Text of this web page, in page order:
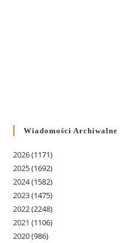
Wiadomości Archiwalne
2026(1171)
2025(1692)
2024(1582)
2023(1475)
2022(2248)
2021 (1106)
2020(986)